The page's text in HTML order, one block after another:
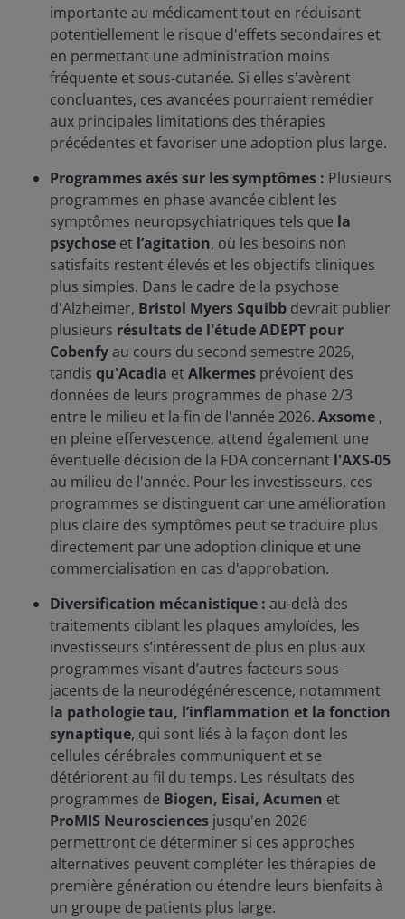
importante au médicament tout en réduisant
potentiellement le risque d'effets secondaires et
en permettant une administration moins
fréquente et sous-cutanée. Si elles s'avèrent
concluantes, ces avancées pourraient remédier
aux principales limitations des thérapies
précédentes et favoriser une adoption plus large.
Programmes axés sur les symptômes : Plusieurs
programmes en phase avancée ciblent les
symptômes neuropsychiatriques tels que la
psychose et l’agitation, où les besoins non
satisfaits restent élevés et les objectifs cliniques
plus simples. Dans le cadre de la psychose
d'Alzheimer, Bristol Myers Squibb devrait publier
plusieurs résultats de l'étude ADEPT pour
Cobenfyau cours du second semestre 2026,
tandis qu'Acadia etAlkermes prévoient des
données de leurs programmes de phase 2/3
entre le milieu et la fin de l'année 2026. Axsome ,
en pleine effervescence, attend également une
éventuelle décision de la FDA concernant l'AXS-05
au milieu de l'année. Pour les investisseurs, ces
programmes se distinguent car une amélioration
plus claire des symptômes peut se traduire plus
directement par une adoption clinique et une
commercialisation en cas d'approbation.
Diversification mécanistique : au-delà des
traitements ciblant les plaques amyloïdes, les
investisseurs s’intéressent de plus en plus aux
programmes visant d’autres facteurs sous-
jacents de la neurodégénérescence, notamment
la pathologie tau, l’inflammation et la fonction
synaptique, qui sont liés à la façon dont les
cellules cérébrales communiquent et se
détériorent au fil du temps. Les résultats des
programmes de Biogen, Eisai, Acumen et
ProMIS Neurosciences jusqu'en 2026
permettront de déterminer si ces approches
alternatives peuvent compléter les thérapies de
première génération ou étendre leurs bienfaits à
un groupe de patients plus large.